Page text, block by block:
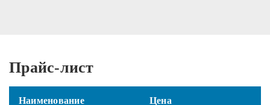
Прайс-лист
Наименование Цена